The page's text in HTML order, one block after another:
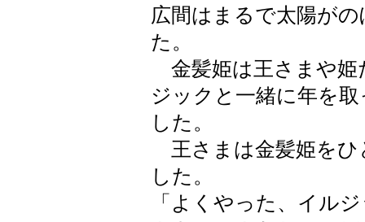
広間はまるで太陽が
た。
金髪姫は王さまや姫
ジックと一緒に年を
した。
王さまは金髪姫をひ
した。
「よくやった、イル